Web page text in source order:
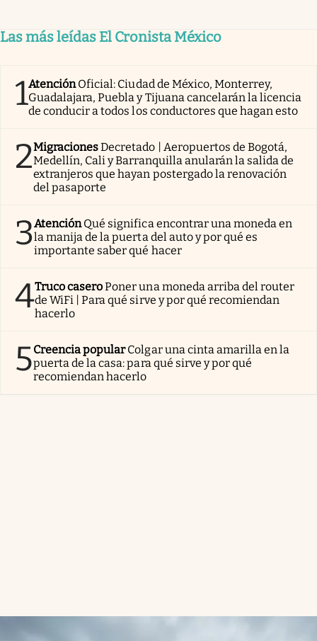
Las más leídas El Cronista México
1AtenciónOficial: Ciudad de México, Monterrey,
Guadalajara, Puebla y Tijuana cancelarán la licencia
de conducir a todos los conductores que hagan esto
2MigracionesDecretado | Aeropuertos de Bogotá,
Medellín, Cali y Barranquilla anularán la salida de
extranjeros que hayan postergado la renovación
del pasaporte
3AtenciónQué significa encontrar una moneda en
la manija de la puerta del auto y por qué es
importante saber qué hacer
4Truco caseroPoner una moneda arriba del router
de WiFi | Para qué sirve y por qué recomiendan
hacerlo
5Creencia popularColgar una cinta amarilla en la
puerta de la casa: para qué sirve y por qué
recomiendan hacerlo